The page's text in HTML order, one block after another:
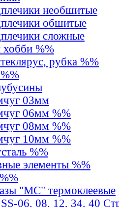
необшитые
обшитые
сложные
хобби %%
рубка %%
03мм
06мм %%
08мм %%
10мм %%
%%
элементы %%
"MС" термоклеевые
SS-06, 08, 12, 34, 40